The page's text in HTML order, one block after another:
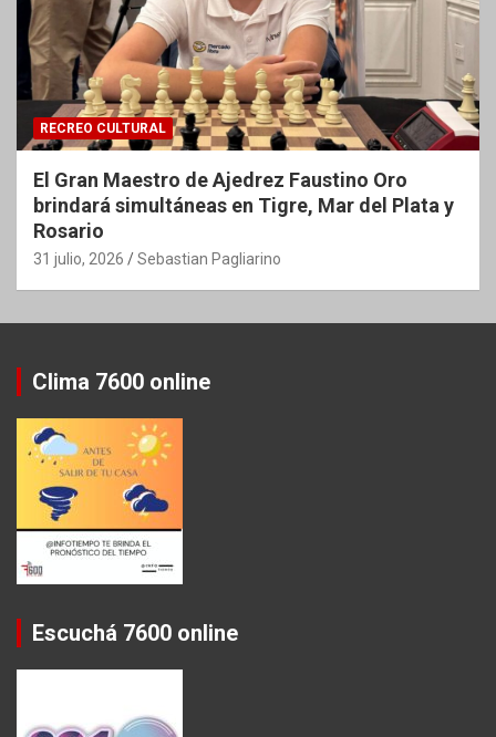
RECREO CULTURAL
El Gran Maestro de Ajedrez Faustino Oro
brindará simultáneas en Tigre, Mar del Plata y
Rosario
31 julio, 2026 Sebastian Pagliarino
Clima 7600 online
Escuchá 7600 online